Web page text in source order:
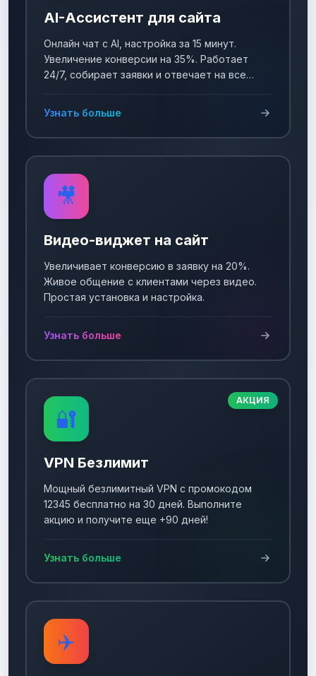
AI-Ассистент для сайта
Онлайн чат с AI, настройка за 15 минут.
Увеличение конверсии на 35%. Работает
24/7, собирает заявки и отвечает на все
Узнать больше
🎥
Видео-виджет на сайт
Увеличивает конверсию в заявку на 20%.
Живое общение с клиентами через видео.
Простая установка и настройка.
Узнать больше
АКЦИЯ
🔐
VPN Безлимит
Мощный безлимитный VPN с промокодом
12345 бесплатно на 30 дней. Выполните
акцию и получите еще +90 дней!
Узнать больше
✈️